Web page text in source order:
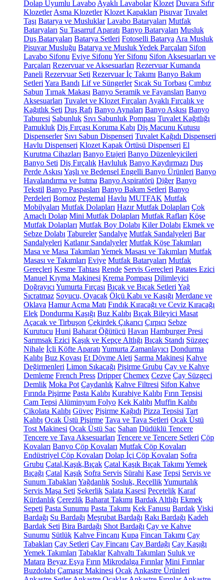
Dolap Uyumlu Lavabo Ayaklı Lavabolar Klozet Duvara Sıfır
Klozetler Asma Klozetler Klozet Kapakları Pisuvar Tuvalet
Taşı Batarya ve Musluklar Lavabo Bataryaları Mutfak
Bataryaları Su Tasarruf Aparatı Banyo Bataryaları Musluk
Duş Bataryaları Batarya Setleri Fotoselli Batarya Ara Musluk
Pisuvar Musluğu Batarya ve Musluk Yedek Parçaları Sifon
Lavabo Sifonu Eviye Sifonu Yer Sifonu Sifon Aksesuarları ve
Parçaları Rezervuar ve Aksesuarları Rezervuar Kumanda
Paneli Rezervuar Seti Rezervuar İç Takımı Banyo Bakım
Setleri Yara Bandı Lif ve Süngerler Sıcak Su Torbası Cımbız
Sabun Tırnak Makası Banyo Seramik ve Fayansları Banyo
Aksesuarları Tuvalet ve Klozet Fırçaları Ayaklı Fırçalık ve
Kağıtlık Seti Duş Rafı Banyo Aynaları Banyo Askısı Banyo
Taburesi Sabunluk Sıvı Sabunluk Pompası Tuvalet Kağıtlığı
Pamukluk Diş Fırçası Koruma Kabı Diş Macunu Kutusu
Dispenserler Sıvı Sabun Dispenseri Tuvalet Kağıdı Dispenseri
Havlu Dispenseri Klozet Kapak Örtüsü Dispenseri El
Kurutma Cihazları Banyo Etajeri Banyo Düzenleyicileri
Banyo Seti Diş Fırçalık Havluluk Banyo Kaydırmazı Duş
Perde Askısı Yaşlı ve Bedensel Engelli Banyo Ürünleri Banyo
Havalandırma ve Isıtma Banyo Aspiratörü Diğer Banyo
Tekstil Banyo Paspasları Banyo Bakım Setleri Banyo
Perdeleri Bornoz Peştemal Havlu MUTFAK Mutfak
Mobilyaları Mutfak Dolapları Hazır Mutfak Dolapları Çok
Amaçlı Dolap Mini Mutfak Dolapları Mutfak Rafları Köşe
Mutfak Dolapları Mutfak Boy Dolabı Kiler Dolabı Ekmek ve
Sebze Dolabı Tabureler Sandalye Mutfak Sandalyeleri Bar
Sandalyeleri Katlanır Sandalyeler Mutfak Köşe Takımları
Masa ve Masa Takımları Yemek Masası ve Takımları Mutfak
Masası ve Takımları Eviye Mutfak Bataryaları Mutfak
Gereçleri Kesme Tahtası Rende Servis Gereçleri Patates Ezici
Manuel Kıyma Makinesi Krema Pompası Dilimleyici
Doğrayıcı Yumurta Fırçası Bıçak ve Bıçak Setleri Yağ
Sıçratmaz Soyucu, Oyacak Ölçü Kabı ve Kaşığı Merdane ve
Oklava Hamur Açma Matı Fındık Kıracağı ve Ceviz Kıracağı
Elek Dondurma Kaşığı Buz Kalıbı Bıçak Bileyici Masat
Açacak ve Tirbuşon Çekirdek Çıkarıcı Çırpıcı Sebze
Kurutucu Huni Baharat Öğütücü Havan Hamburger Presi
Sarımsak Ezici Kaşık ve Kepçe Altlığı Bıçak Standı Süzgeç
Nihale İçli Köfte Aparatı Yumurta Zamanlayıcı Dondurma
Kalıbı Buz Kovası Et Dövme Aleti Sarma Makinesi Kahve
Değirmenleri Limon Sıkacağı Pişirme Grubu Çay ve Kahve
Demleme French Press Dripper Chemex Cezve Çay Süzgeci
Demlik Moka Pot Çaydanlık Kahve Filtresi Sifon Kahve
Fırında Pişirme Pasta Kalıbı Kurabiye Kalıbı Fırın Tepsisi
Cam Tepsi Alüminyum Folyo Kek Kalıbı Muffin Kalıbı
Çikolata Kalıbı Güveç Pişirme Kağıdı Pizza Tepsisi Tart
Kalıbı Ocak Üstü Pişirme Tava ve Tava Setleri Ocak Üstü
Tost Makinesi Ocak Üstü Sac Sahan Düdüklü Tencere
Tencere ve Tava Aksesuarları Tencere ve Tencere Setleri Çöp
Kovaları Banyo Çöp Kovaları Mutfak Çöp Kovaları
Endüstriyel Çöp Kovaları Dolap İçi Çöp Kovaları Sofra
Grubu Çatal,Kaşık,Bıçak Çatal Kaşık Bıçak Takımı Yemek
Bıçağı Çatal Kaşık Sofra Servis Sürahi Kase Tepsi Servis ve
Sunum Tabakları Yağdanlık Sosluk, ReçellikYumurtalık
Servis Maşa Seti Şekerlik Salata Kasesi Peçetelik Karaf
Kürdanlık Çerezlik Baharat Takımı Bardak Altlığı Ekmek
Sepeti Pasta Sunumu Pasta Takımı Kek Fanusu Bardak Viski
Bardağı Su Bardağı Meşrubat Bardağı Rakı Bardağı Kadeh
Bardak Seti Bira Bardağı Shot Bardağı Çay ve Kahve
Sunumu Sütlük Kahve Fincanı Kupa Fincan Takımı Çay
Tabakları Çay Setleri Çay Fincanı Çay Bardağı Çay Kaşığı
Yemek Takımları Tabaklar Kahvaltı Takımları Suluk ve
Matara Beyaz Eşya Fırın Mikrodalga Fırınlar Mini Fırınlar
Buzdolabı Çamaşır Makinesi Ocak Ankastre Ürünleri